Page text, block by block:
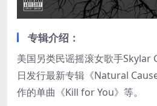
专辑介绍：
美国另类民谣摇滚女歌手Skylar
日发行最新专辑《Natural
作的单曲《Kill for You》等。